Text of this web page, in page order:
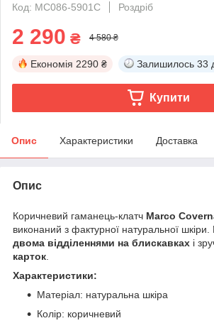
Код: MC086-5901С
Роздріб
2 290 ₴ 4 580 ₴
Економія 2290 ₴ Залишилось 33
Купити
Опис Характеристики Доставка
Опис
Коричневий гаманець-клатч Marco
виконаний з фактурної натуральної
двома відділеннями на блискавках і
карток
Характеристики:
Матеріал: натуральна шкіра
Колір: коричневий